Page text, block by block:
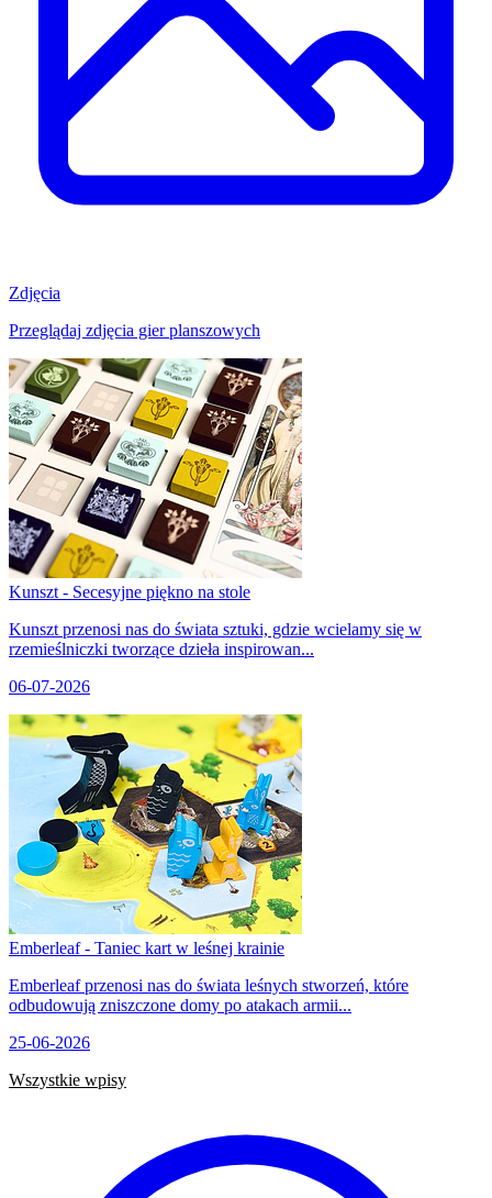
Zdjęcia
Przeglądaj zdjęcia gier planszowych
Kunszt - Secesyjne piękno na stole
Kunszt przenosi nas do świata sztuki, gdzie wcielamy się w
rzemieślniczki tworzące dzieła inspirowan...
06-07-2026
Emberleaf - Taniec kart w leśnej krainie
Emberleaf przenosi nas do świata leśnych stworzeń, które
odbudowują zniszczone domy po atakach armii...
25-06-2026
Wszystkie wpisy